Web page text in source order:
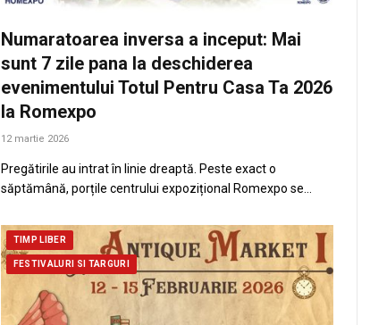
Numaratoarea inversa a inceput: Mai
sunt 7 zile pana la deschiderea
evenimentului Totul Pentru Casa Ta 2026
la Romexpo
12 martie 2026
Pregătirile au intrat în linie dreaptă. Peste exact o
săptămână, porțile centrului expozițional Romexpo se…
TIMP LIBER
FESTIVALURI SI TARGURI